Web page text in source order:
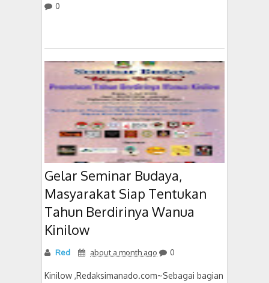
0
Gelar Seminar Budaya,
Masyarakat Siap Tentukan
Tahun Berdirinya Wanua
Kinilow
Red about a month ago 0
Kinilow ,Redaksimanado.com~Sebagai bagian